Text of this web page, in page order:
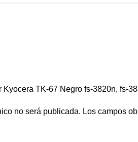
Kyocera TK-67 Negro fs-3820n, fs-
no será publicada. Los campos